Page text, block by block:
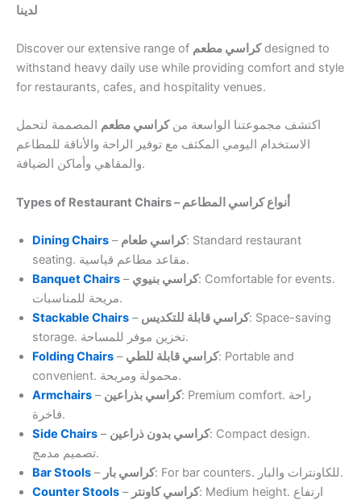
لدينا
Discover our extensive range of كراسي مطعمdesigned to
withstand heavy daily use while providing comfort and style
for restaurants, cafes, and hospitality venues.
اكتشف مجموعتنا الواسعة منكراسي مطعم المصممة لتحمل
الاستخدام اليومي المكثف مع توفير الراحة والأناقة للمطاعم
والمقاهي وأماكن الضيافة.
Types of Restaurant Chairs – أنواع كراسي المطاعم
Dining Chairs – كراسي طعام: Standard restaurant
seating. مقاعد مطاعم قياسية.
Banquet Chairs – كراسي بنيوي: Comfortable for events.
مريحة للمناسبات.
Stackable Chairs – كراسي قابلة للتكديس: Space-saving
storage. تخزين موفر للمساحة.
Folding Chairs – كراسي قابلة للطي: Portable and
convenient. محمولة ومريحة.
Armchairs – كراسي بذراعين: Premium comfort. راحة
فاخرة.
Side Chairs – كراسي بدون ذراعين: Compact design.
تصميم مدمج.
Bar Stools – كراسي بار
: For bar counters. للكاونترات والبار.
Counter Stools – كراسي كاونتر: Medium height. ارتفاع